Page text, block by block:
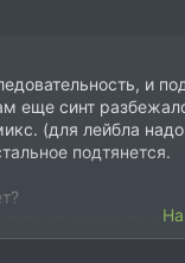
и
еще синт
(для лейбла
подтянется.
от воксенго,